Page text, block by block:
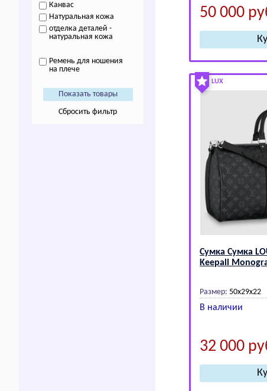
Канвас
Натуральная кожа
отделка деталей -
натуральная кожа
Ремень для ношения
на плече
Сбросить фильтр
50 000
LUX
Сумка Сумка
Kееpаll
Размер: 50х29х22
В наличии
32 000